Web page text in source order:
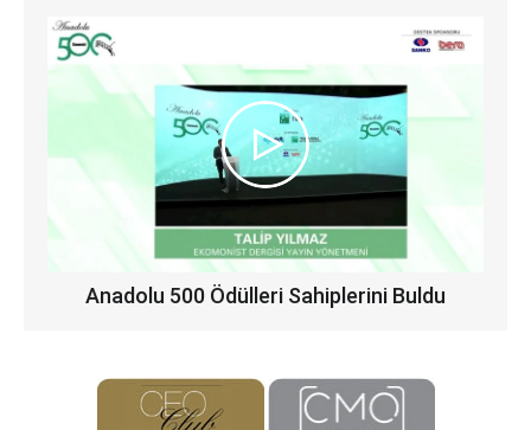
Anadolu 500 Ödülleri Sahiplerini Buldu